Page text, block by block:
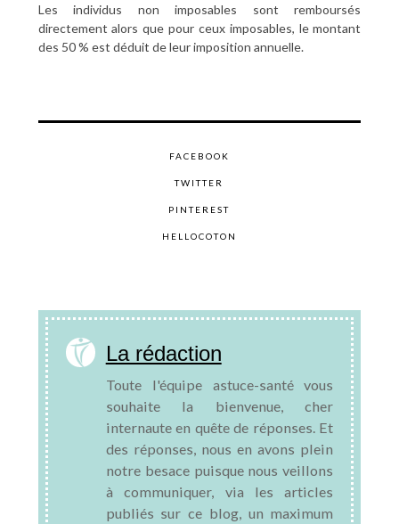
Les individus non imposables sont remboursés
directement alors que pour ceux imposables, le montant
des 50 % est déduit de leur imposition annuelle.
FACEBOOK
TWITTER
PINTEREST
HELLOCOTON
La rédaction
Toute l'équipe astuce-santé vous
souhaite la bienvenue, cher
internaute en quête de réponses. Et
des réponses, nous en avons plein
notre besace puisque nous veillons
à communiquer, via les articles
publiés sur ce blog, un maximum